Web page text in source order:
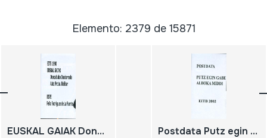
Elemento: 2379 de 15871
EUSKAL GAIAK Donostiako Danborrada Asto Proba. Bolibar Felix Rodriguez de La Fuente. Postdata Putz egin gabe Alboka Middi